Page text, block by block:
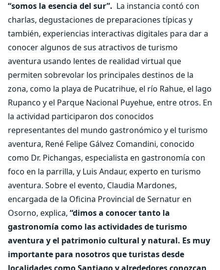
“somos la esencia del sur”. La instancia contó con
charlas, degustaciones de preparaciones típicas y
también, experiencias interactivas digitales para dar a
conocer algunos de sus atractivos de turismo
aventura usando lentes de realidad virtual que
permiten sobrevolar los principales destinos de la
zona, como la playa de Pucatrihue, el río Rahue, el lago
Rupanco y el Parque Nacional Puyehue, entre otros. En
la actividad participaron dos conocidos
representantes del mundo gastronómico y el turismo
aventura, René Felipe Gálvez Comandini, conocido
como Dr. Pichangas, especialista en gastronomía con
foco en la parrilla, y Luis Andaur, experto en turismo
aventura. Sobre el evento, Claudia Mardones,
encargada de la Oficina Provincial de Sernatur en
Osorno, explica, “dimos a conocer tanto la
gastronomía como las actividades de turismo
aventura y el patrimonio cultural y natural. Es muy
importante para nosotros que turistas desde